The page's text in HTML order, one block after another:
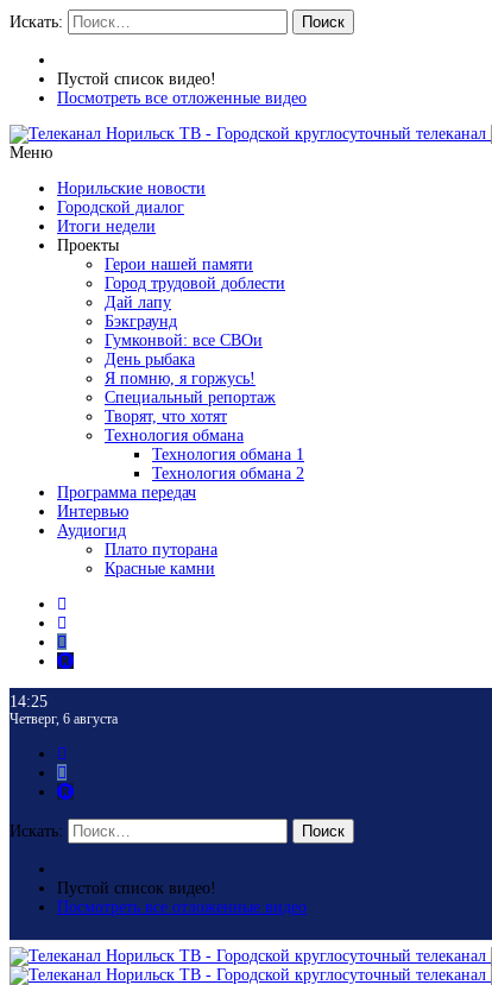
Искать: Поиск
Пустой список видео!
Посмотреть все отложенные видео
Меню
Норильские новости
Городской диалог
Итоги недели
Проекты
Герои нашей памяти
Город трудовой доблести
Дай лапу
Бэкграунд
Гумконвой: все СВОи
День рыбака
Я помню, я горжусь!
Специальный репортаж
Творят, что хотят
Технология обмана
Технология обмана 1
Технология обмана 2
Программа передач
Интервью
Аудиогид
Плато путорана
Красные камни
14:25
Четверг, 6 августа
Искать: Поиск
Пустой список видео!
Посмотреть все отложенные видео